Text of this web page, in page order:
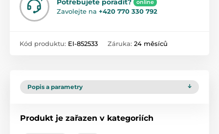
Potřebujete poradit? online
Zavolejte na +420 770 330 792
Kód produktu: EI-852533 Záruka: 24 měsíců
Popis a parametry
Produkt je zařazen v kategoriích